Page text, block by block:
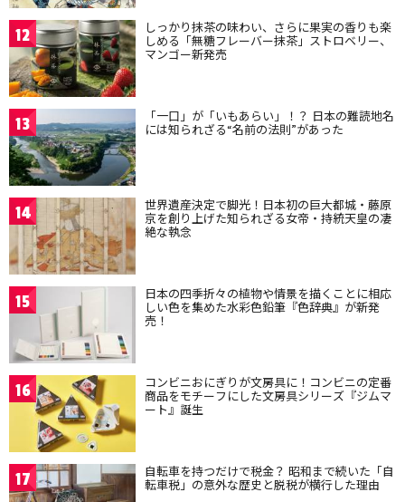
12 しっかり抹茶の味わい、さらに果実の香りも楽
しめる「無糖フレーバー抹茶」ストロベリー、
マンゴー新発売
13 「一口」が「いもあらい」！？ 日本の難読地名
には知られざる“名前の法則”があった
14 世界遺産決定で脚光！日本初の巨大都城・藤原
京を創り上げた知られざる女帝・持統天皇の凄
絶な執念
15 日本の四季折々の植物や情景を描くことに相応
しい色を集めた水彩色鉛筆『色辞典』が新発
売！
16 コンビニおにぎりが文房具に！コンビニの定番
商品をモチーフにした文房具シリーズ『ジムマ
ート』誕生
17 自転車を持つだけで税金？ 昭和まで続いた「自
転車税」の意外な歴史と脱税が横行した理由